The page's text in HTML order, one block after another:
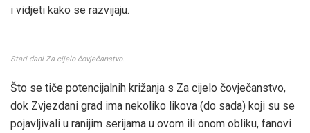
i vidjeti kako se razvijaju.
Stari dani Za cijelo čovječanstvo.
Što se tiče potencijalnih križanja s Za cijelo čovječanstvo,
dok Zvjezdani grad ima nekoliko likova (do sada) koji su se
pojavljivali u ranijim serijama u ovom ili onom obliku, fanovi